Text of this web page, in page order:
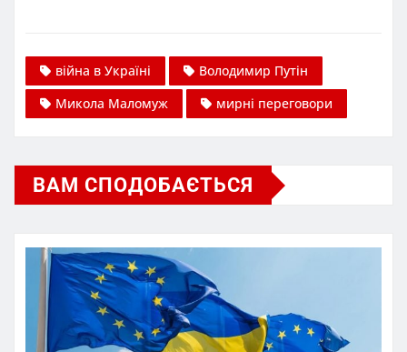
війна в Україні
Володимир Путін
Микола Маломуж
мирні переговори
ВАМ СПОДОБАЄТЬСЯ